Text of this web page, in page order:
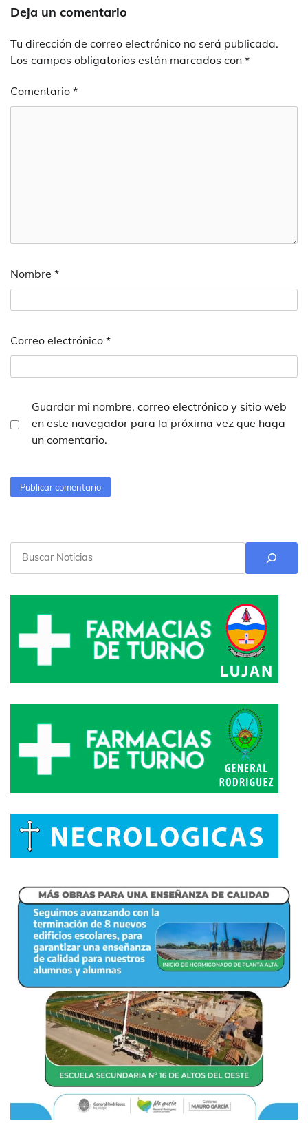
Deja un comentario
Tu dirección de correo electrónico no será publicada.
Los campos obligatorios están marcados con *
Comentario *
Nombre *
Correo electrónico *
Guardar mi nombre, correo electrónico y sitio web
en este navegador para la próxima vez que haga
un comentario.